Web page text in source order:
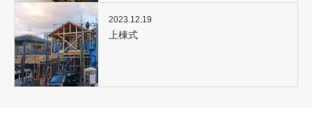
2023.12.19
上棟式